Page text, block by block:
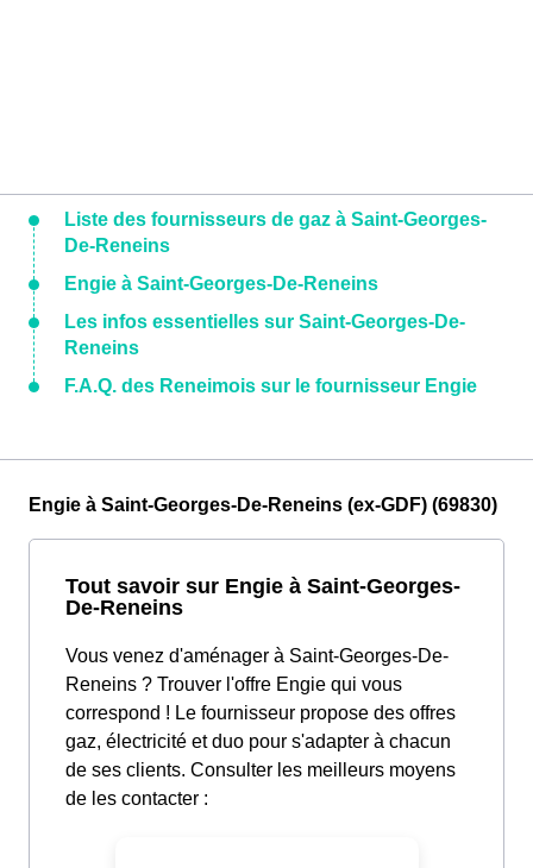
Liste des fournisseurs de gaz à Saint-Georges-
De-Reneins
Engie à Saint-Georges-De-Reneins
Les infos essentielles sur Saint-Georges-De-
Reneins
F.A.Q. des Reneimois sur le fournisseur Engie
Engie à Saint-Georges-De-Reneins (ex-GDF) (69830)
Tout savoir sur Engie à Saint-Georges-
De-Reneins
Vous venez d'aménager à Saint-Georges-De-
Reneins ? Trouver l'offre Engie qui vous
correspond ! Le fournisseur propose des offres
gaz, électricité et duo pour s'adapter à chacun
de ses clients. Consulter les meilleurs moyens
de les contacter :